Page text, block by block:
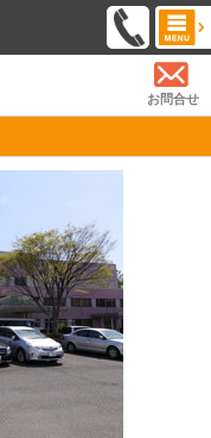
お問合せ